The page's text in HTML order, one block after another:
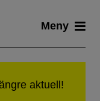
Meny